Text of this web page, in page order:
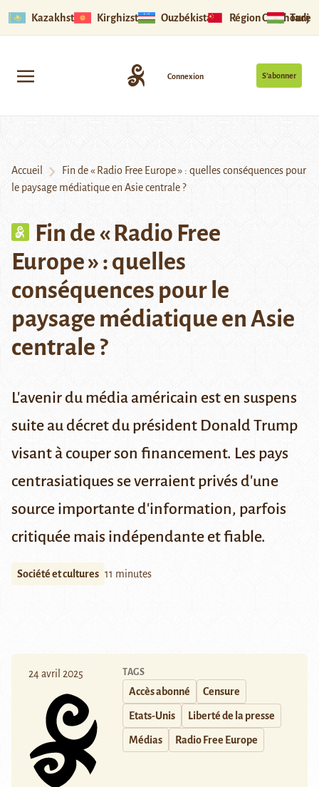
Kazakhstan Kirghizstan Ouzbékistan Région Ouïghoure
S’abonner
Connexion
Accueil
Fin de « Radio Free Europe » : quelles conséquences pour
le paysage médiatique en Asie centrale ?
Fin de « Radio Free
Europe » : quelles
conséquences pour le
paysage médiatique en Asie
centrale ?
L'avenir du média américain est en suspens
suite au décret du président Donald Trump
visant à couper son financement. Les pays
centrasiatiques se verraient privés d'une
source importante d'information, parfois
critiquée mais indépendante et fiable.
Société et cultures 11 minutes
24 avril 2025 TAGS
Accès abonné Censure
Etats-Unis Liberté de la presse
Médias Radio Free Europe